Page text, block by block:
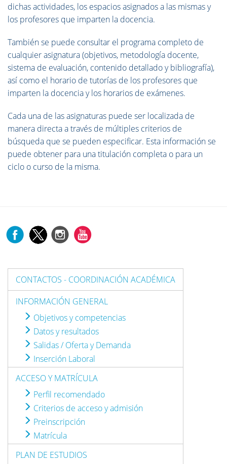
dichas actividades, los espacios asignados a las mismas y
los profesores que imparten la docencia.
También se puede consultar el programa completo de
cualquier asignatura (objetivos, metodología docente,
sistema de evaluación, contenido detallado y bibliografía),
así como el horario de tutorías de los profesores que
imparten la docencia y los horarios de exámenes.
Cada una de las asignaturas puede ser localizada de
manera directa a través de múltiples criterios de
búsqueda que se pueden especificar. Esta información se
puede obtener para una titulación completa o para un
ciclo o curso de la misma.
CONTACTOS - COORDINACIÓN ACADÉMICA
INFORMACIÓN GENERAL
Objetivos y competencias
Datos y resultados
Salidas / Oferta y Demanda
Inserción Laboral
ACCESO Y MATRÍCULA
Perfil recomendado
Criterios de acceso y admisión
Preinscripción
Matrícula
PLAN DE ESTUDIOS